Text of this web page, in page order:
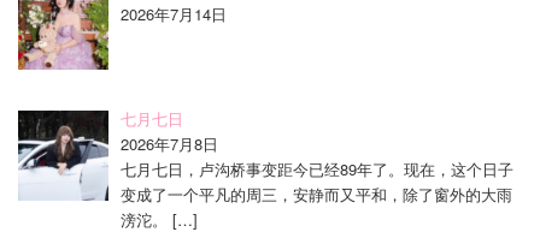
2026年7月14日
七月七日
2026年7月8日
七月七日，卢沟桥事变距今已经89年了。现在，这个日子
变成了一个平凡的周三，安静而又平和，除了窗外的大雨
滂沱。
[…]